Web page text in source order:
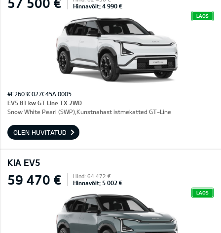
Hinnavõit: 4 990 €
LAOS
#E2603C027C45A 0005
EV5 81 kw GT Line TX 2WD
Snow White Pearl (SWP),Kunstnahast istmekatted GT-Line
OLEN HUVITATUD
KIA EV5
59 470 € Hind: 64 472 €
Hinnavõit: 5 002 €
LAOS